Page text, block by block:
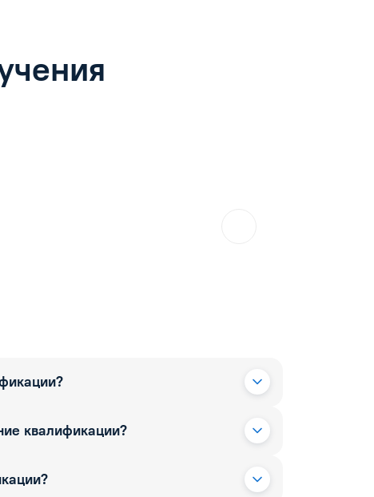
квалификации?